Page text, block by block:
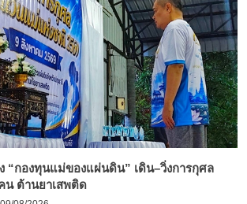
“กองทุนแม่ของแผ่นดิน” เดิน–วิ่งการกุศล
น ต้านยาเสพติด